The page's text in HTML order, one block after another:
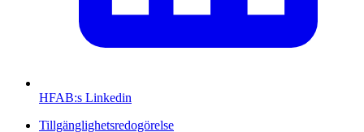
HFAB:s Linkedin
Tillgänglighetsredogörelse